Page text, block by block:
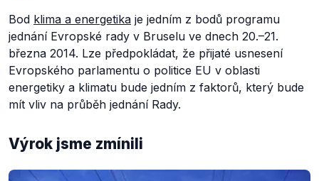
Bod klima a energetika je jedním z bodů programu
jednání Evropské rady v Bruselu ve dnech 20.–21.
března 2014. Lze předpokládat, že přijaté usnesení
Evropského parlamentu o politice EU v oblasti
energetiky a klimatu bude jedním z faktorů, který bude
mít vliv na průběh jednání Rady.
Výrok jsme zmínili